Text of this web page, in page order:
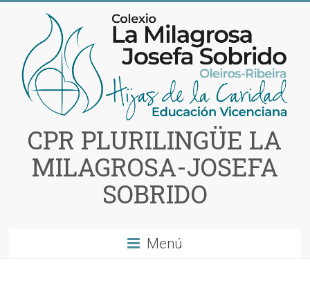
contenido
CPR PLURILINGÜE LA
MILAGROSA-JOSEFA
SOBRIDO
Menú